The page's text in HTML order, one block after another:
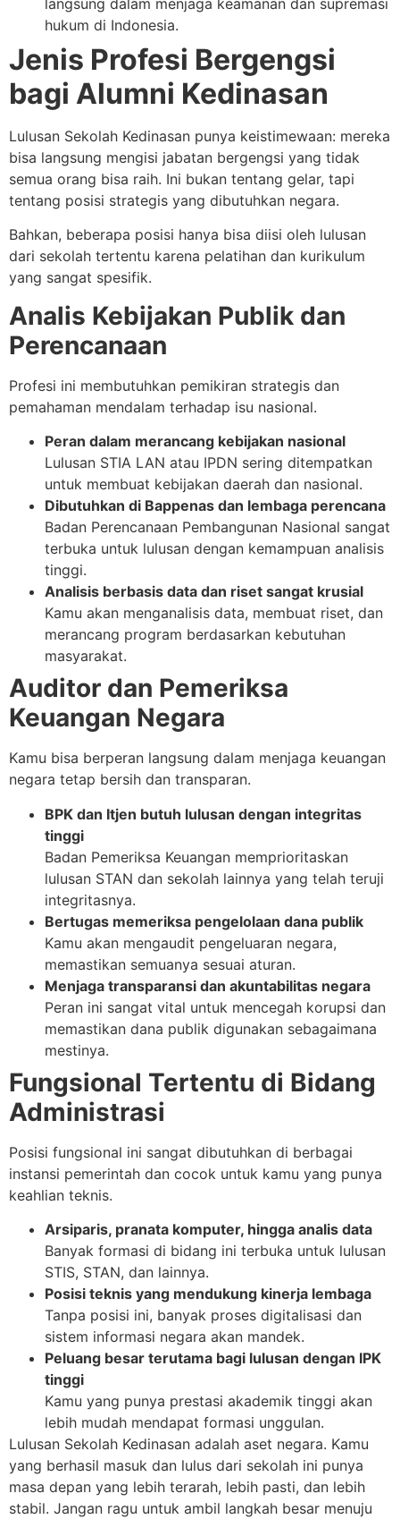
langsung dalam menjaga keamanan dan supremasi
hukum di Indonesia.
Jenis Profesi Bergengsi
bagi Alumni Kedinasan
Lulusan Sekolah Kedinasan punya keistimewaan: mereka
bisa langsung mengisi jabatan bergengsi yang tidak
semua orang bisa raih. Ini bukan tentang gelar, tapi
tentang posisi strategis yang dibutuhkan negara.
Bahkan, beberapa posisi hanya bisa diisi oleh lulusan
dari sekolah tertentu karena pelatihan dan kurikulum
yang sangat spesifik.
Analis Kebijakan Publik dan
Perencanaan
Profesi ini membutuhkan pemikiran strategis dan
pemahaman mendalam terhadap isu nasional.
Peran dalam merancang kebijakan nasional
Lulusan STIA LAN atau IPDN sering ditempatkan
untuk membuat kebijakan daerah dan nasional.
Dibutuhkan di Bappenas dan lembaga perencana
Badan Perencanaan Pembangunan Nasional sangat
terbuka untuk lulusan dengan kemampuan analisis
tinggi.
Analisis berbasis data dan riset sangat krusial
Kamu akan menganalisis data, membuat riset, dan
merancang program berdasarkan kebutuhan
masyarakat.
Auditor dan Pemeriksa
Keuangan Negara
Kamu bisa berperan langsung dalam menjaga keuangan
negara tetap bersih dan transparan.
BPK dan Itjen butuh lulusan dengan integritas
tinggi
Badan Pemeriksa Keuangan memprioritaskan
lulusan STAN dan sekolah lainnya yang telah teruji
integritasnya.
Bertugas memeriksa pengelolaan dana publik
Kamu akan mengaudit pengeluaran negara,
memastikan semuanya sesuai aturan.
Menjaga transparansi dan akuntabilitas negara
Peran ini sangat vital untuk mencegah korupsi dan
memastikan dana publik digunakan sebagaimana
mestinya.
Fungsional Tertentu di Bidang
Administrasi
Posisi fungsional ini sangat dibutuhkan di berbagai
instansi pemerintah dan cocok untuk kamu yang punya
keahlian teknis.
Arsiparis, pranata komputer, hingga analis data
Banyak formasi di bidang ini terbuka untuk lulusan
STIS, STAN, dan lainnya.
Posisi teknis yang mendukung kinerja lembaga
Tanpa posisi ini, banyak proses digitalisasi dan
sistem informasi negara akan mandek.
Peluang besar terutama bagi lulusan dengan IPK
tinggi
Kamu yang punya prestasi akademik tinggi akan
lebih mudah mendapat formasi unggulan.
Lulusan Sekolah Kedinasan adalah aset negara. Kamu
yang berhasil masuk dan lulus dari sekolah ini punya
masa depan yang lebih terarah, lebih pasti, dan lebih
stabil. Jangan ragu untuk ambil langkah besar menuju